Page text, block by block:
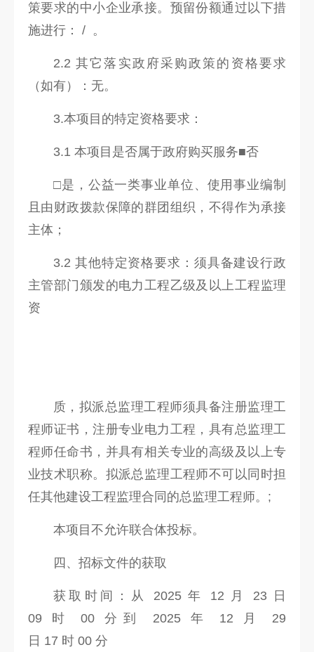
策要求的中小企业承接。预留份额通过以下措
施进行： / 。
2.2 其它落实政府采购政策的资格要求
（如有）：无。
3.本项目的特定资格要求：
3.1 本项目是否属于政府购买服务■否
□是，公益一类事业单位、使用事业编制
且由财政拨款保障的群团组织，不得作为承接
主体；
3.2 其他特定资格要求：须具备建设行政
主管部门颁发的电力工程乙级及以上工程监理
资
质，拟派总监理工程师须具备注册监理工
程师证书，注册专业电力工程，具有总监理工
程师任命书，并具有相关专业的高级及以上专
业技术职称。拟派总监理工程师不可以同时担
任其他建设工程监理合同的总监理工程师。;
本项目不允许联合体投标。
四、招标文件的获取
获取时间：从 2025 年 12 月 23 日
09 时 00 分到 2025 年 12 月 29
日 17 时 00 分